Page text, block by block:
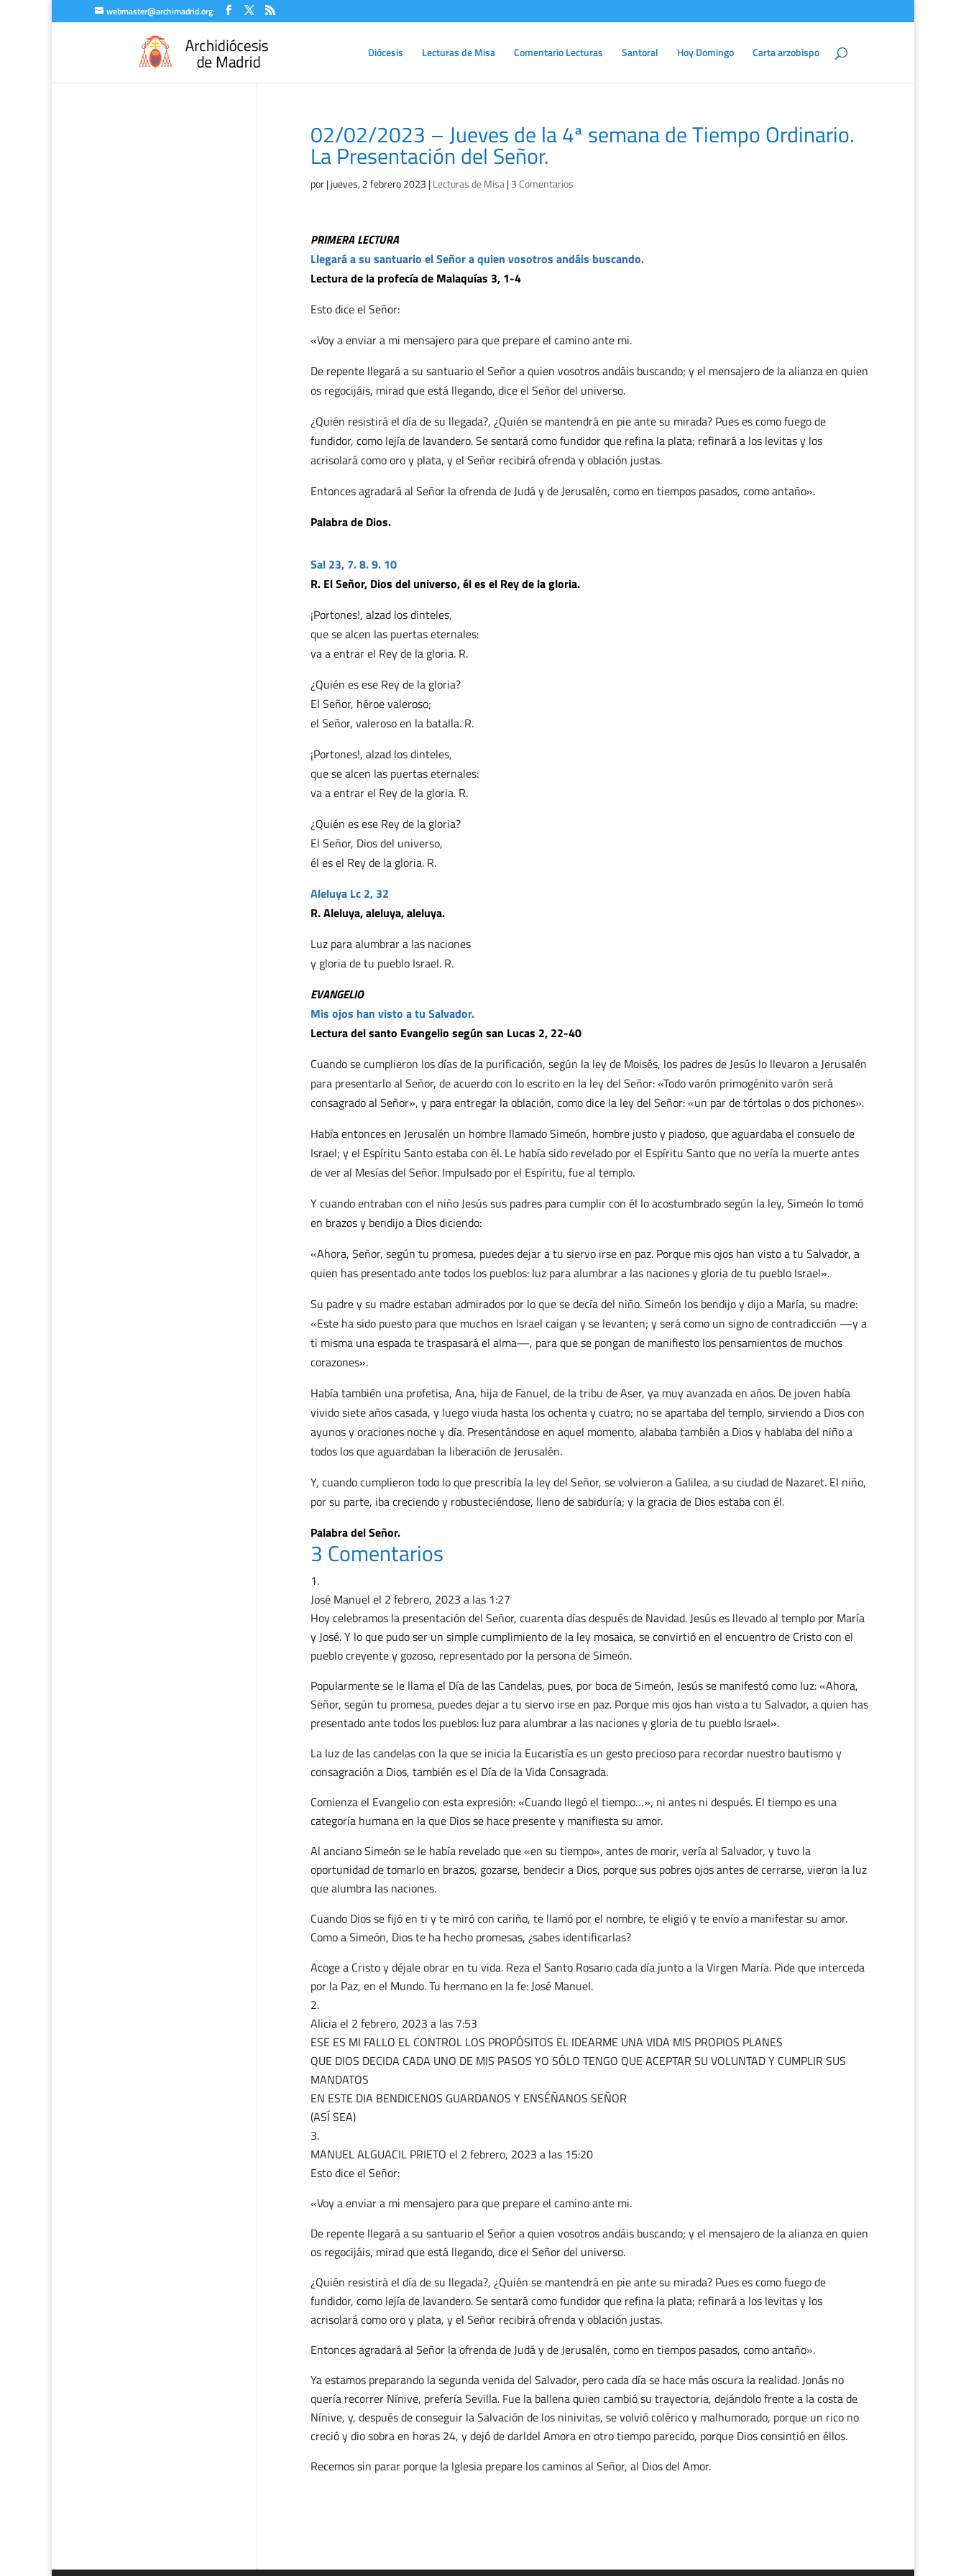
webmaster@archimadrid.org
Diócesis Lecturas de Misa Comentario Lecturas Santoral Hoy Domingo Carta arzobispo
02/02/2023 – Jueves de la 4ª semana de Tiempo Ordinario.
La Presentación del Señor.
por|jueves, 2 febrero 2023 |Lecturas de Misa|3 Comentarios
PRIMERA LECTURA
Llegará a su santuario el Señor a quien vosotros andáis buscando.
Lectura de la profecía de Malaquías 3, 1-4
Esto dice el Señor:
«Voy a enviar a mi mensajero para que prepare el camino ante mi.
De repente llegará a su santuario el Señor a quien vosotros andáis buscando; y el mensajero de la alianza en quien
os regocijáis, mirad que está llegando, dice el Señor del universo.
¿Quién resistirá el día de su llegada?, ¿Quién se mantendrá en pie ante su mirada? Pues es como fuego de
fundidor, como lejía de lavandero. Se sentará como fundidor que refina la plata; refinará a los levitas y los
acrisolará como oro y plata, y el Señor recibirá ofrenda y oblación justas.
Entonces agradará al Señor la ofrenda de Judá y de Jerusalén, como en tiempos pasados, como antaño».
Palabra de Dios.
Sal 23, 7. 8. 9. 10
R. El Señor, Dios del universo, él es el Rey de la gloria.
¡Portones!, alzad los dinteles,
que se alcen las puertas eternales:
va a entrar el Rey de la gloria. R.
¿Quién es ese Rey de la gloria?
El Señor, héroe valeroso;
el Señor, valeroso en la batalla. R.
¡Portones!, alzad los dinteles,
que se alcen las puertas eternales:
va a entrar el Rey de la gloria. R.
¿Quién es ese Rey de la gloria?
El Señor, Dios del universo,
él es el Rey de la gloria. R.
Aleluya Lc 2, 32
R. Aleluya, aleluya, aleluya.
Luz para alumbrar a las naciones
y gloria de tu pueblo Israel. R.
EVANGELIO
Mis ojos han visto a tu Salvador.
Lectura del santo Evangelio según san Lucas 2, 22-40
Cuando se cumplieron los días de la purificación, según la ley de Moisés, los padres de Jesús lo llevaron a Jerusalén
para presentarlo al Señor, de acuerdo con lo escrito en la ley del Señor: «Todo varón primogénito varón será
consagrado al Señor», y para entregar la oblación, como dice la ley del Señor: «un par de tórtolas o dos pichones».
Había entonces en Jerusalén un hombre llamado Simeón, hombre justo y piadoso, que aguardaba el consuelo de
Israel; y el Espíritu Santo estaba con él. Le había sido revelado por el Espíritu Santo que no vería la muerte antes
de ver al Mesías del Señor. Impulsado por el Espíritu, fue al templo.
Y cuando entraban con el niño Jesús sus padres para cumplir con él lo acostumbrado según la ley, Simeón lo tomó
en brazos y bendijo a Dios diciendo:
«Ahora, Señor, según tu promesa, puedes dejar a tu siervo irse en paz. Porque mis ojos han visto a tu Salvador, a
quien has presentado ante todos los pueblos: luz para alumbrar a las naciones y gloria de tu pueblo Israel».
Su padre y su madre estaban admirados por lo que se decía del niño. Simeón los bendijo y dijo a María, su madre:
«Este ha sido puesto para que muchos en Israel caigan y se levanten; y será como un signo de contradicción —y a
ti misma una espada te traspasará el alma—, para que se pongan de manifiesto los pensamientos de muchos
corazones».
Había también una profetisa, Ana, hija de Fanuel, de la tribu de Aser, ya muy avanzada en años. De joven había
vivido siete años casada, y luego viuda hasta los ochenta y cuatro; no se apartaba del templo, sirviendo a Dios con
ayunos y oraciones noche y día. Presentándose en aquel momento, alababa también a Dios y hablaba del niño a
todos los que aguardaban la liberación de Jerusalén.
Y, cuando cumplieron todo lo que prescribía la ley del Señor, se volvieron a Galilea, a su ciudad de Nazaret. El niño,
por su parte, iba creciendo y robusteciéndose, lleno de sabiduría; y la gracia de Dios estaba con él.
Palabra del Señor.
3 Comentarios
José Manuel el 2 febrero, 2023 a las 1:27
Hoy celebramos la presentación del Señor, cuarenta días después de Navidad. Jesús es llevado al templo por María
y José. Y lo que pudo ser un simple cumplimiento de la ley mosaica, se convirtió en el encuentro de Cristo con el
pueblo creyente y gozoso, representado por la persona de Simeón.
Popularmente se le llama el Día de las Candelas, pues, por boca de Simeón, Jesús se manifestó como luz: «Ahora,
Señor, según tu promesa, puedes dejar a tu siervo irse en paz. Porque mis ojos han visto a tu Salvador, a quien has
presentado ante todos los pueblos: luz para alumbrar a las naciones y gloria de tu pueblo Israel».
La luz de las candelas con la que se inicia la Eucaristía es un gesto precioso para recordar nuestro bautismo y
consagración a Dios, también es el Día de la Vida Consagrada.
Comienza el Evangelio con esta expresión: «Cuando llegó el tiempo…», ni antes ni después. El tiempo es una
categoría humana en la que Dios se hace presente y manifiesta su amor.
Al anciano Simeón se le había revelado que «en su tiempo», antes de morir, vería al Salvador, y tuvo la
oportunidad de tomarlo en brazos, gozarse, bendecir a Dios, porque sus pobres ojos antes de cerrarse, vieron la luz
que alumbra las naciones.
Cuando Dios se fijó en ti y te miró con cariño, te llamó por el nombre, te eligió y te envío a manifestar su amor.
Como a Simeón, Dios te ha hecho promesas, ¿sabes identificarlas?
Acoge a Cristo y déjale obrar en tu vida. Reza el Santo Rosario cada día junto a la Virgen María. Pide que interceda
por la Paz, en el Mundo. Tu hermano en la fe: José Manuel.
Aliciael 2 febrero, 2023 a las 7:53
ESE ES MI FALLO EL CONTROL LOS PROPÓSITOS EL IDEARME UNA VIDA MIS PROPIOS PLANES
QUE DIOS DECIDA CADA UNO DE MIS PASOS YO SÓLO TENGO QUE ACEPTAR SU VOLUNTAD Y CUMPLIR SUS
MANDATOS
EN ESTE DIA BENDICENOS GUARDANOS Y ENSÉÑANOS SEÑOR
(ASÍ SEA)
MANUEL ALGUACIL PRIETO el 2 febrero, 2023 a las 15:20
Esto dice el Señor:
«Voy a enviar a mi mensajero para que prepare el camino ante mi.
De repente llegará a su santuario el Señor a quien vosotros andáis buscando; y el mensajero de la alianza en quien
os regocijáis, mirad que está llegando, dice el Señor del universo.
¿Quién resistirá el día de su llegada?, ¿Quién se mantendrá en pie ante su mirada? Pues es como fuego de
fundidor, como lejía de lavandero. Se sentará como fundidor que refina la plata; refinará a los levitas y los
acrisolará como oro y plata, y el Señor recibirá ofrenda y oblación justas.
Entonces agradará al Señor la ofrenda de Judá y de Jerusalén, como en tiempos pasados, como antaño».
Ya estamos preparando la segunda venida del Salvador, pero cada día se hace más oscura la realidad. Jonás no
quería recorrer Nínive, prefería Sevilla. Fue la ballena quien cambió su trayectoria, dejándolo frente a la costa de
Nínive, y, después de conseguir la Salvación de los ninivitas, se volvió colérico y malhumorado, porque un rico no
creció y dio sobra en horas 24, y dejó de darldel Amora en otro tiempo parecido, porque Dios consintió en éllos.
Recemos sin parar porque la Iglesia prepare los caminos al Señor, al Dios del Amor.